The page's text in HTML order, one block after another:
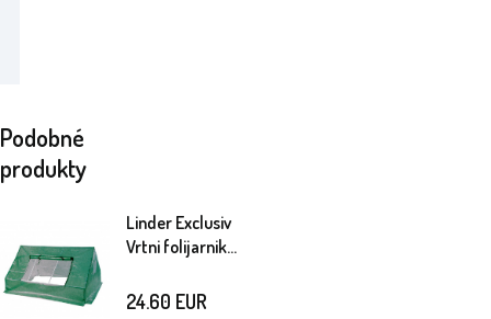
Podobné
produkty
Linder Exclusiv
Vrtni folijarnik
180x142x30/93
24.60 EUR